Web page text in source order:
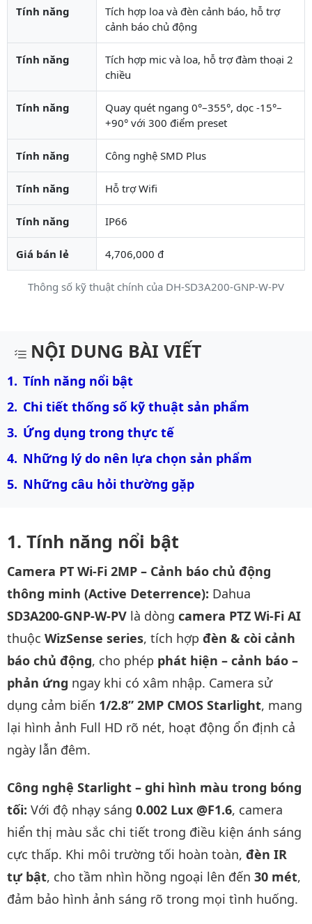
Thông số kỹ thuật chính của DH-SD3A200-GNP-W-PV
Tính năng
Tích hợp loa và đèn cảnh báo, hỗ trợ
cảnh báo chủ động
Tính năng
Tích hợp mic và loa, hỗ trợ đàm thoại 2
chiều
Tính năng
Quay quét ngang 0°–355°, dọc -15°–
+90° với 300 điểm preset
Tính năng Công nghệ SMD Plus
Tính năng Hỗ trợ Wifi
Tính năng IP66
Giá bán lẻ 4,706,000 đ
Mô tả chi tiết sản phẩm
NỘI DUNG BÀI VIẾT
Tính năng nổi bật
Chi tiết thống số kỹ thuật sản phẩm
Ứng dụng trong thực tế
Những lý do nên lựa chọn sản phẩm
Những câu hỏi thường gặp
Tính năng nổi bật
Camera PT Wi-Fi 2MP – Cảnh báo chủ động
thông minh (Active Deterrence): Dahua
SD3A200-GNP-W-PV là dòng camera PTZ Wi-Fi AI
thuộc WizSense series, tích hợp đèn & còi cảnh
báo chủ động, cho phép phát hiện – cảnh báo –
phản ứng ngay khi có xâm nhập. Camera sử
dụng cảm biến 1/2.8” 2MP CMOS Starlight, mang
lại hình ảnh Full HD rõ nét, hoạt động ổn định cả
ngày lẫn đêm.
Công nghệ Starlight – ghi hình màu trong bóng
tối: Với độ nhạy sáng 0.002 Lux @F1.6, camera
hiển thị màu sắc chi tiết trong điều kiện ánh sáng
cực thấp. Khi môi trường tối hoàn toàn, đèn IR
tự bật, cho tầm nhìn hồng ngoại lên đến 30 mét,
đảm bảo hình ảnh sáng rõ trong mọi tình huống.